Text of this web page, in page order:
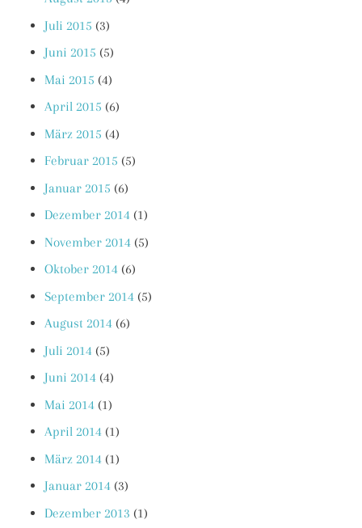
Juli 2015 (3)
Juni 2015 (5)
Mai 2015 (4)
April 2015 (6)
März 2015 (4)
Februar 2015 (5)
Januar 2015 (6)
Dezember 2014 (1)
November 2014 (5)
Oktober 2014 (6)
September 2014 (5)
August 2014 (6)
Juli 2014 (5)
Juni 2014 (4)
Mai 2014 (1)
April 2014 (1)
März 2014 (1)
Januar 2014 (3)
Dezember 2013 (1)